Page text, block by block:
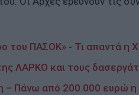
του ΠΑΣΟΚ» - Τι απαντά η
ΛΑΡΚΟ και τους
– Πάνω από 200.000 ευρώ η